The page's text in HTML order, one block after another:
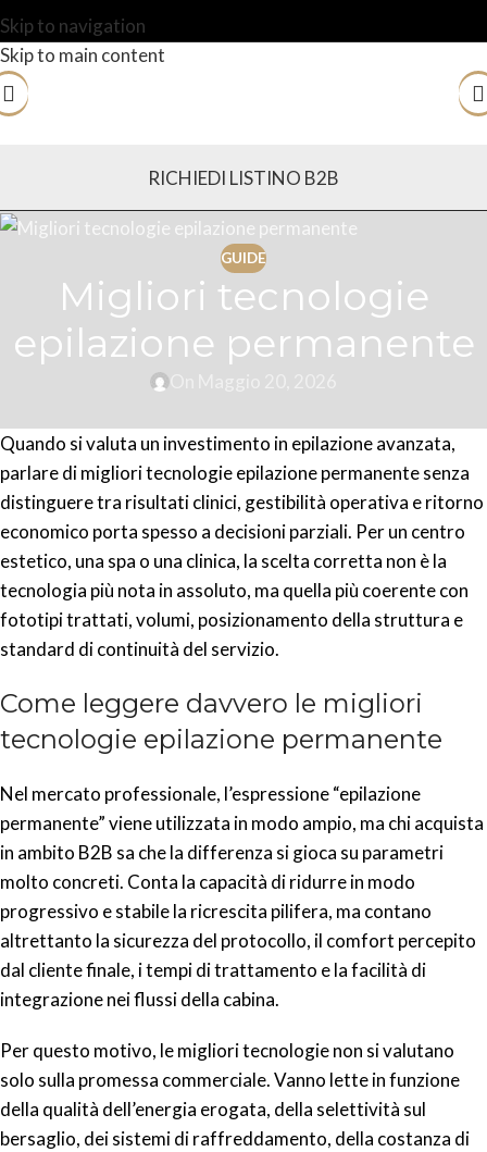
Skip to navigation
Skip to main content
RICHIEDI LISTINO B2B
GUIDE
Migliori tecnologie
epilazione permanente
Quando si valuta un investimento in epilazione avanzata,
parlare di migliori tecnologie epilazione permanente senza
distinguere tra risultati clinici, gestibilità operativa e ritorno
economico porta spesso a decisioni parziali. Per un centro
estetico, una spa o una clinica, la scelta corretta non è la
tecnologia più nota in assoluto, ma quella più coerente con
fototipi trattati, volumi, posizionamento della struttura e
standard di continuità del servizio.
Come leggere davvero le migliori
tecnologie epilazione permanente
Nel mercato professionale, l’espressione “epilazione
permanente” viene utilizzata in modo ampio, ma chi acquista
in ambito B2B sa che la differenza si gioca su parametri
molto concreti. Conta la capacità di ridurre in modo
progressivo e stabile la ricrescita pilifera, ma contano
altrettanto la sicurezza del protocollo, il comfort percepito
dal cliente finale, i tempi di trattamento e la facilità di
integrazione nei flussi della cabina.
Per questo motivo, le migliori tecnologie non si valutano
solo sulla promessa commerciale. Vanno lette in funzione
della qualità dell’energia erogata, della selettività sul
bersaglio, dei sistemi di raffreddamento, della costanza di